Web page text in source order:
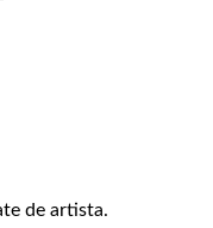
de artista.